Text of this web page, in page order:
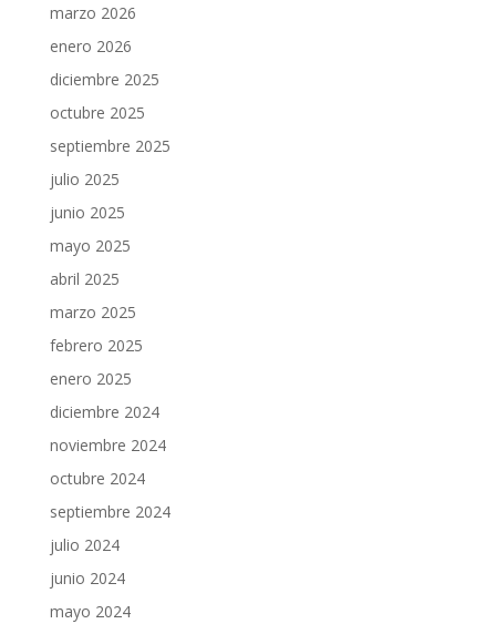
marzo 2026
enero 2026
diciembre 2025
octubre 2025
septiembre 2025
julio 2025
junio 2025
mayo 2025
abril 2025
marzo 2025
febrero 2025
enero 2025
diciembre 2024
noviembre 2024
octubre 2024
septiembre 2024
julio 2024
junio 2024
mayo 2024